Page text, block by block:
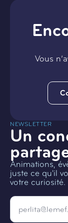
Vous
NEWSLETTER
Un
Animations,
juste ce qu'il
votre curiosité.
Email